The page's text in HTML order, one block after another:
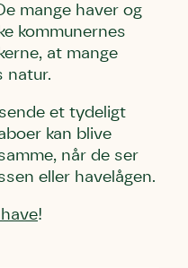
mange haver og
kommunernes
at mange
natur.
et tydeligt
kan blive
når de ser
eller havelågen.
!